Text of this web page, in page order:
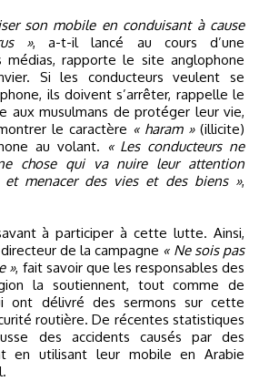
son mobile en conduisant à cause
», a-t-il lancé au cours d’une
médias, rapporte le site anglophone
Si les conducteurs veulent se
ils doivent s’arrêter, rappelle le
aux musulmans de protéger leur vie,
le caractère « haram »(illicite)
au volant. « Les conducteurs ne
chose qui va nuire leur attention
menacer des vies et des biens »,
à participer à cette lutte. Ainsi,
de la campagne « Ne sois pas
», fait savoir que les responsables des
la soutiennent, tout comme de
ont délivré des sermons sur cette
routière. De récentes statistiques
des accidents causés par des
en utilisant leur mobile en Arabie